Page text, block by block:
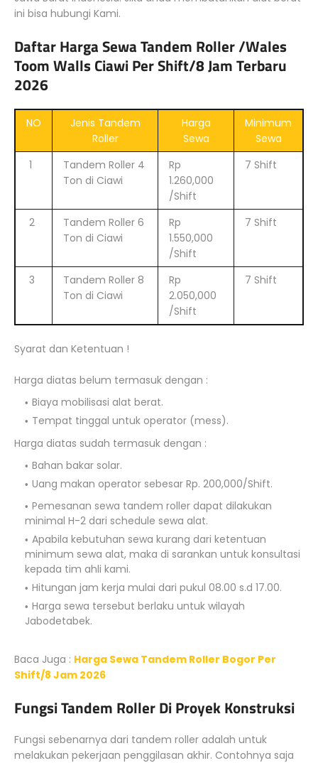
ini bisa hubungi Kami.
Daftar Harga Sewa Tandem Roller /Wales
Toom Walls Ciawi Per Shift/8 Jam Terbaru
2026
NO
Jenis Tandem
Roller
Harga
Sewa
Minimum
Sewa
1
Tandem Roller 4
Ton di Ciawi
Rp
1.260,000
/Shift
7 Shift
2
Tandem Roller 6
Ton di Ciawi
Rp
1.550,000
/Shift
7 Shift
3
Tandem Roller 8
Ton di Ciawi
Rp
2.050,000
/Shift
7 Shift
Syarat dan Ketentuan !
Harga diatas belum termasuk dengan :
Biaya mobilisasi alat berat.
Tempat tinggal untuk operator (mess).
Harga diatas sudah termasuk dengan :
Bahan bakar solar.
Uang makan operator sebesar Rp. 200,000/Shift.
Pemesanan sewa tandem roller dapat dilakukan
minimal H-2 dari schedule sewa alat.
Apabila kebutuhan sewa kurang dari ketentuan
minimum sewa alat, maka di sarankan untuk konsultasi
kepada tim ahli kami.
Hitungan jam kerja mulai dari pukul 08.00 s.d 17.00.
Harga sewa tersebut berlaku untuk wilayah
Jabodetabek.
Baca Juga : Harga Sewa Tandem Roller Bogor Per
Shift/8 Jam 2026
Fungsi Tandem Roller Di Proyek Konstruksi
Fungsi sebenarnya dari tandem roller adalah untuk
melakukan pekerjaan penggilasan akhir. Contohnya saja